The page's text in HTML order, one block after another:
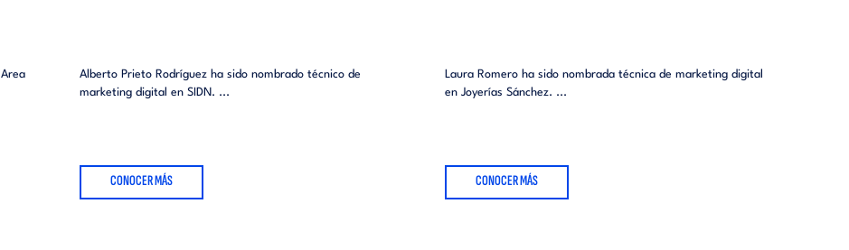
Alberto Prieto Rodríguez ha sido nombrado técnico de
marketing digital en SIDN. ...
CONOCER MÁS
Laura Romero ha sido nombrada técnica de marketing digital
en Joyerías Sánchez. ...
CONOCER MÁS